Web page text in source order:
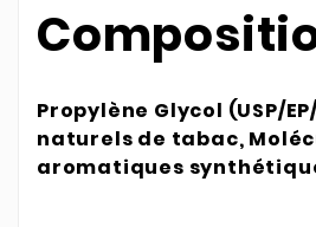
Propylène Glycol (USP/
naturels de tabac,
aromatiques